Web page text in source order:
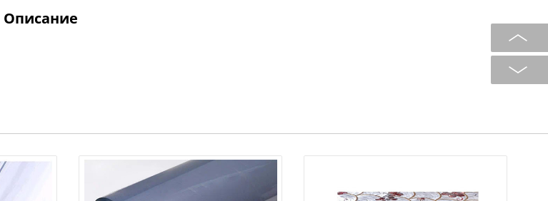
Описание